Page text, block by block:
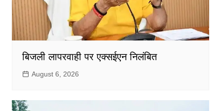
बिजली लापरवाही पर एक्सईएन निलंबित
August 6, 2026